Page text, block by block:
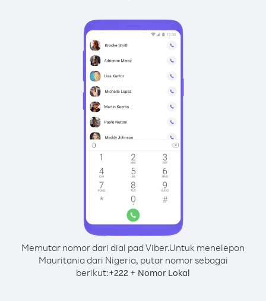
Memutar nomor dari dial pad Viber.Untuk menelepon
Mauritania dari Nigeria, putar nomor sebagai
berikut:+222 + Nomor Lokal